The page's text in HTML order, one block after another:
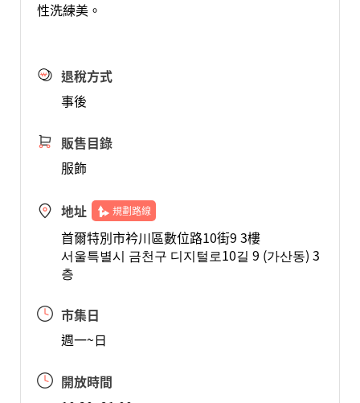
性洗練美。
退稅方式
事後
販售目錄
服飾
地址 規劃路線
首爾特別市衿川區數位路10街9 3樓
서울특별시 금천구 디지털로10길 9 (가산동) 3
층
市集日
週一~日
開放時間